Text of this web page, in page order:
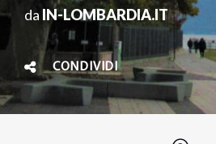
da IN-LOMBARDIA.IT
CONDIVIDI